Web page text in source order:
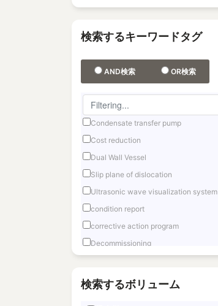
検索するキーワードタグ
AND検索 OR検索
Condensate transfer pump
Cost reduction
Dual Wall Vessel
Slip plane of dislocation
Ultrasonic wave visualization system
condition report
corrective action program
Decommissioning
Fuel Debris Retrieval
検索するボリューム